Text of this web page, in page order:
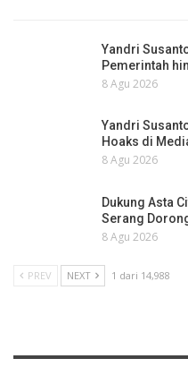
Yandri
Pemerintah
8 Agu 2026
Yandri
Hoaks di
8 Agu 2026
Dukung Asta
Serang
8 Agu 2026
PREV NEXT 1 dari 14,988